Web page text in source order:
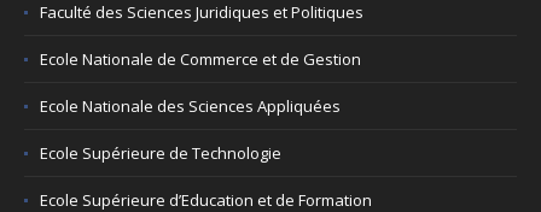
Faculté des Sciences Juridiques et Politiques
Ecole Nationale de Commerce et de Gestion
Ecole Nationale des Sciences Appliquées
Ecole Supérieure de Technologie
Ecole Supérieure d’Education et de Formation